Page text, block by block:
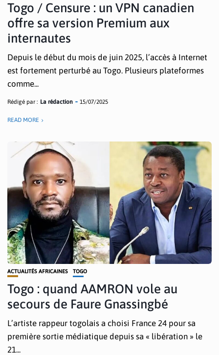
Togo / Censure : un VPN canadien
offre sa version Premium aux
internautes
Depuis le début du mois de juin 2025, l’accès à Internet
est fortement perturbé au Togo. Plusieurs plateformes
comme...
Rédigé par : La rédaction 15/07/2025
READ MORE
ACTUALITÉS AFRICAINES TOGO
Togo : quand AAMRON vole au
secours de Faure Gnassingbé
L’artiste rappeur togolais a choisi France 24 pour sa
première sortie médiatique depuis sa « libération » le
21...